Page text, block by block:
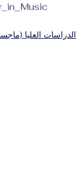
الدراسات العليا